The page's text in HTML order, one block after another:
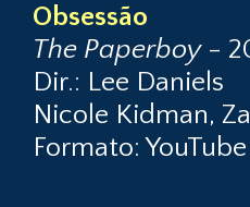
Obsessão
The Paperboy-
Dir.: Lee Daniels
Nicole Kidman,
Formato: YouTube